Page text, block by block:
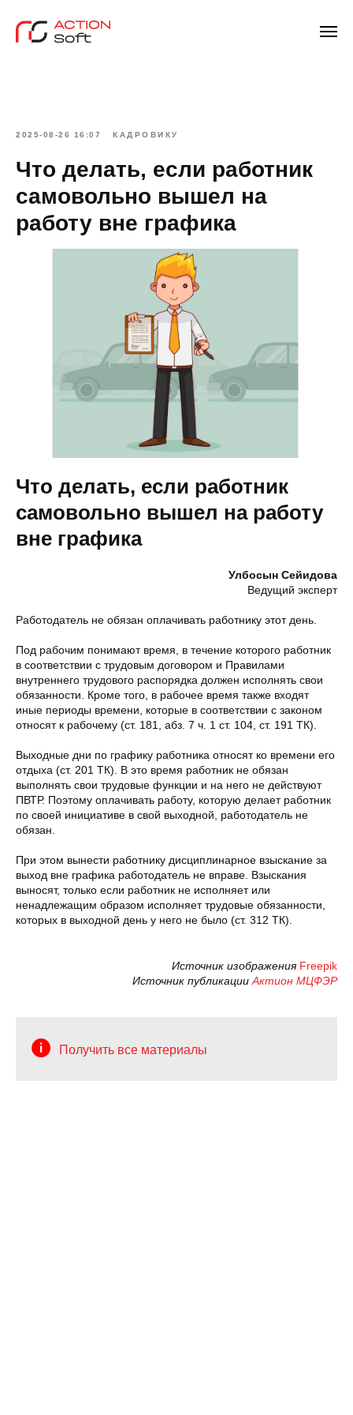
2025-08-26 16:07 КАДРОВИКУ
Что делать, если работник
самовольно вышел на
работу вне графика
Что делать, если работник
самовольно вышел на работу
вне графика
Улбосын Сейидова
Ведущий эксперт
Работодатель не обязан оплачивать работнику этот день.
Под рабочим понимают время, в течение которого работник
в соответствии с трудовым договором и Правилами
внутреннего трудового распорядка должен исполнять свои
обязанности. Кроме того, в рабочее время также входят
иные периоды времени, которые в соответствии с законом
относят к рабочему (ст. 181, абз. 7 ч. 1 ст. 104, ст. 191 ТК).
Выходные дни по графику работника относят ко времени его
отдыха (ст. 201 ТК). В это время работник не обязан
выполнять свои трудовые функции и на него не действуют
ПВТР. Поэтому оплачивать работу, которую делает работник
по своей инициативе в свой выходной, работодатель не
обязан.
При этом вынести работнику дисциплинарное взыскание за
выход вне графика работодатель не вправе. Взыскания
выносят, только если работник не исполняет или
ненадлежащим образом исполняет трудовые обязанности,
которых в выходной день у него не было (ст. 312 ТК).
Источник изображения Freepik
Источник публикации Актион МЦФЭР
Получить все материалы